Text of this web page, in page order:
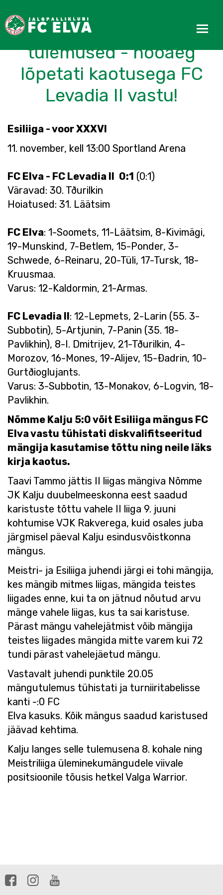
FC Elva esiliiga
tulemused - hooaeg
lõpetati kaotusega FC
Levadia II vastu!
Esiliiga - voor XXXVI
11. november, kell 13:00 Sportland Arena
FC Elva - FC Levadia II 0:1 (0:1)
Väravad: 30. Tðurilkin
Hoiatused: 31. Läätsim
FC Elva: 1-Soomets, 11-Läätsim, 8-Kivimägi,
19-Munskind, 7-Betlem, 15-Ponder, 3-
Schwede, 6-Reinaru, 20-Tüli, 17-Tursk, 18-
Kruusmaa.
Varus: 12-Kaldormin, 21-Armas.
FC Levadia II: 12-Lepmets, 2-Larin (55. 3-
Subbotin), 5-Artjunin, 7-Panin (35. 18-
Pavlikhin), 8-I. Dmitrijev, 21-Tðurilkin, 4-
Morozov, 16-Mones, 19-Alijev, 15-Ðadrin, 10-
Gurtðioglujants.
Varus: 3-Subbotin, 13-Monakov, 6-Logvin, 18-
Pavlikhin.
Nõmme Kalju 5:0 võit Esiliiga mängus FC
Elva vastu tühistati diskvalifitseeritud
mängija kasutamise tõttu ning neile läks
kirja kaotus.
Taavi Tammo jättis II liigas mängiva Nõmme
JK Kalju duubelmeeskonna eest saadud
karistuste tõttu vahele II liiga 9. juuni
kohtumise VJK Rakverega, kuid osales juba
järgmisel päeval Kalju esindusvõistkonna
mängus.
Meistri- ja Esiliiga juhendi järgi ei tohi mängija,
kes mängib mitmes liigas, mängida teistes
liigades enne, kui ta on jätnud nõutud arvu
mänge vahele liigas, kus ta sai karistuse.
Pärast mängu vahelejätmist võib mängija
teistes liigades mängida mitte varem kui 72
tundi pärast vahelejäetud mängu.
Vastavalt juhendi punktile 20.05
mängutulemus tühistati ja turniiritabelisse
kanti -:0 FC
Elva kasuks. Kõik mängus saadud karistused
jäävad kehtima.
Kalju langes selle tulemusena 8. kohale ning
Meistriliiga üleminekumängudele viivale
positsioonile tõusis hetkel Valga Warrior.